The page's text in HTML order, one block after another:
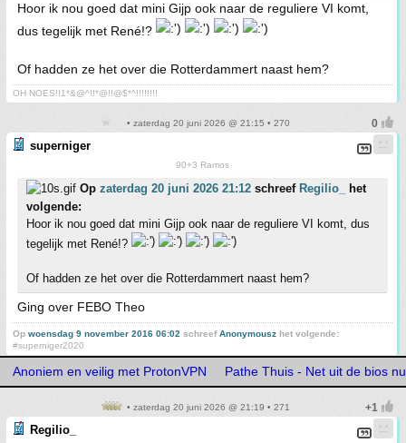
Hoor ik nou goed dat mini Gijp ook naar de reguliere VI komt,
dus tegelijk met René!?
Of hadden ze het over die Rotterdammert naast hem?
OH NOES!!1*&@^!!*@!!@$*^!!!!!!!!
• zaterdag 20 juni 2026 @ 21:15 • 270
superniger
90+3 Ramos
Op zaterdag 20 juni 2026 21:12 schreef Regilio_
het
volgende:
Hoor ik nou goed dat mini Gijp ook naar de reguliere VI komt, dus
tegelijk met René!?
Of hadden ze het over die Rotterdammert naast hem?
Ging over FEBO Theo
Op woensdag 9 november 2016 06:02 schreefAnonymousz het volgende:
#superniger2020
Anoniem en veilig met ProtonVPN Pathe Thuis - Net uit de bios
• zaterdag 20 juni 2026 @ 21:19 • 271
Regilio_